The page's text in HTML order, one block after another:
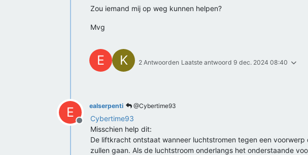
Zou iemand mij op weg kunnen helpen?
Mvg
E K 2 Antwoorden Laatste antwoord 9 dec. 2024 08:40
E
Offline
ealserpenti @Cybertime93
Cybertime93
Misschien help dit:
De liftkracht ontstaat wanneer luchtstromen tegen een
zullen gaan. Als de luchtstroom onderlangs het onderstaande